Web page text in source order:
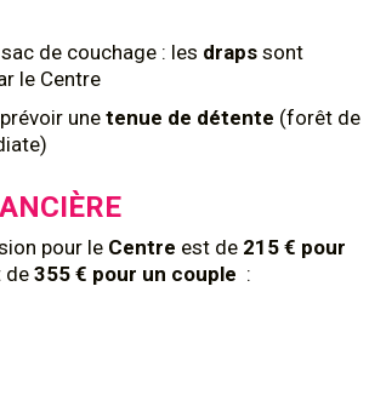
de couchage : les draps sont
le Centre
unetenue de détente (forêt de
pour le Centre est de 215 € pour
de 355 € pour un couple :